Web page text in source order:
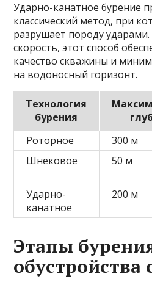
Ударно-канатное бурение
классический метод, при
разрушает породу
скорость, этот способ
качество скважины и
на водоносный горизонт.
Технология
бурения
Роторное
300 м
Шнековое
50 м
Ударно-
канатное
200 м
Этапы